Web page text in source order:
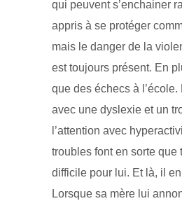
qui peuvent s’enchainer
appris à se protéger
mais le danger de la
est toujours présent. En
que des échecs à
avec une dyslexie et un
l’attention avec
troubles font en sorte que
difficile pour lui. Et là, il
Lorsque sa mère lui